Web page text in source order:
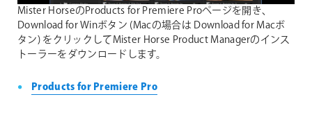
Mister HorseのProducts for Premiere Proページを開き、
Download for Winボタン (Macの場合は Download for Macボ
タン) をクリックしてMister Horse Product Managerのインス
トーラーをダウンロードします。
Products for Premiere Pro